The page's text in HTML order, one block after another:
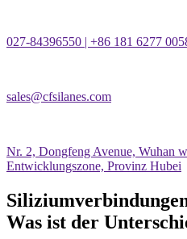
027-84396550 | +86 181 6277
sales@cfsilanes.com
Nr. 2, Dongfeng Avenue, Wuhan
Entwicklungszone, Provinz Hubei
Was ist der